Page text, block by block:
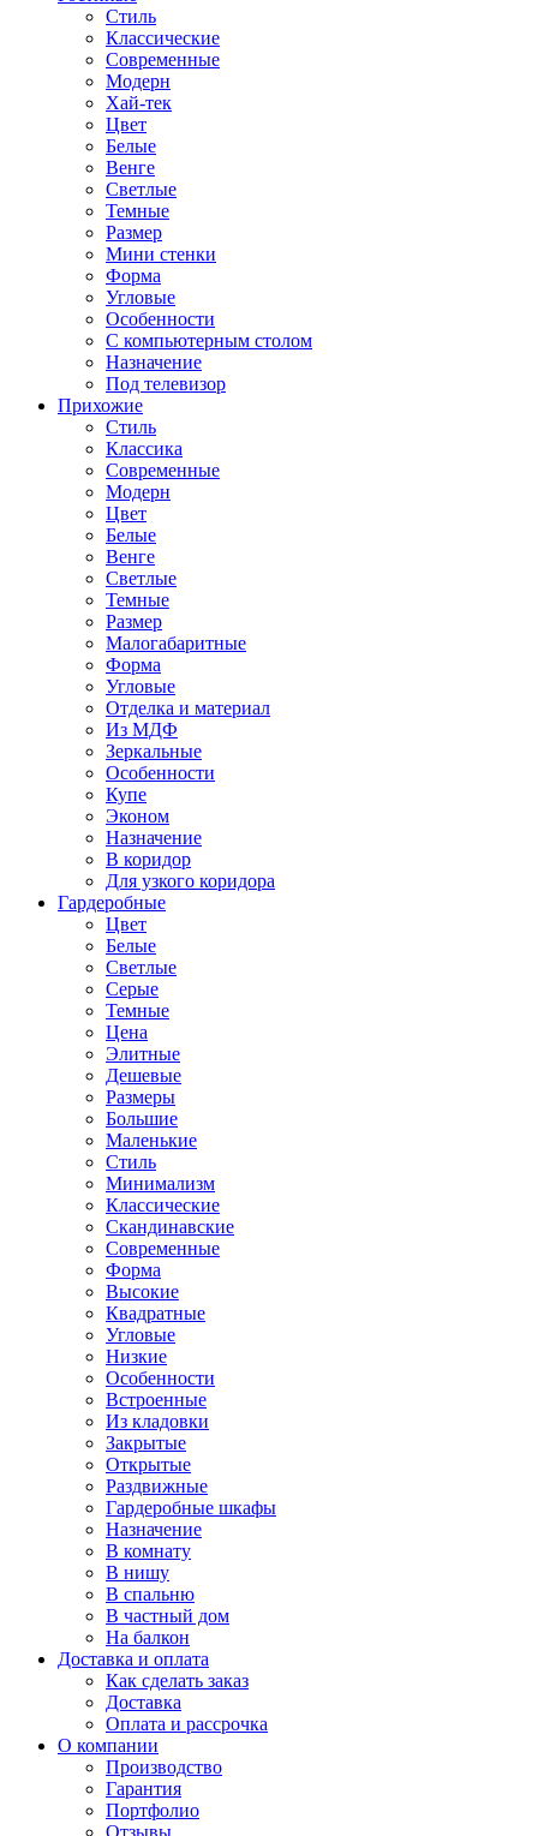
Стиль
Классические
Современные
Модерн
Хай-тек
Цвет
Белые
Венге
Светлые
Темные
Размер
Мини стенки
Форма
Угловые
Особенности
С компьютерным столом
Назначение
Под телевизор
Прихожие
Стиль
Классика
Современные
Модерн
Цвет
Белые
Венге
Светлые
Темные
Размер
Малогабаритные
Форма
Угловые
Отделка и материал
Из МДФ
Зеркальные
Особенности
Купе
Эконом
Назначение
В коридор
Для узкого коридора
Гардеробные
Цвет
Белые
Светлые
Серые
Темные
Цена
Элитные
Дешевые
Размеры
Большие
Маленькие
Стиль
Минимализм
Классические
Скандинавские
Современные
Форма
Высокие
Квадратные
Угловые
Низкие
Особенности
Встроенные
Из кладовки
Закрытые
Открытые
Раздвижные
Гардеробные шкафы
Назначение
В комнату
В нишу
В спальню
В частный дом
На балкон
Доставка и оплата
Как сделать заказ
Доставка
Оплата и рассрочка
О компании
Производство
Гарантия
Портфолио
Отзывы